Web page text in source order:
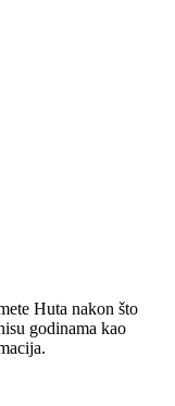
Huta nakon što
godinama kao